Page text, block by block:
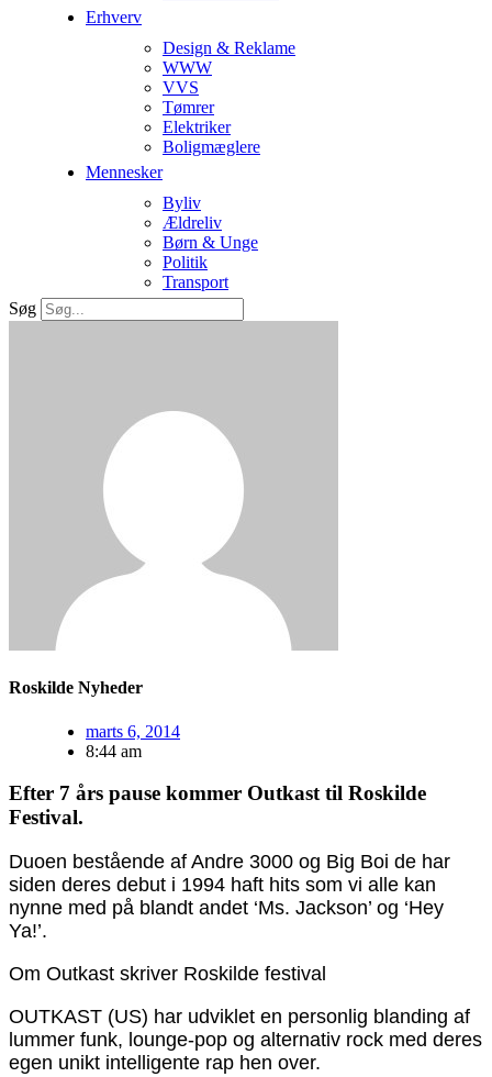
Erhverv
Design & Reklame
WWW
VVS
Tømrer
Elektriker
Boligmæglere
Mennesker
Byliv
Ældreliv
Børn & Unge
Politik
Transport
Søg
Roskilde Nyheder
marts 6, 2014
8:44 am
Efter 7 års pause kommer Outkast til Roskilde
Festival.
Duoen bestående af Andre 3000 og Big Boi de har
siden deres debut i 1994 haft hits som vi alle kan
nynne med på blandt andet ‘Ms. Jackson’ og ‘Hey
Ya!’.
Om Outkast skriver Roskilde festival
OUTKAST (US) har udviklet en personlig blanding af
lummer funk, lounge-pop og alternativ rock med deres
egen unikt intelligente rap hen over.